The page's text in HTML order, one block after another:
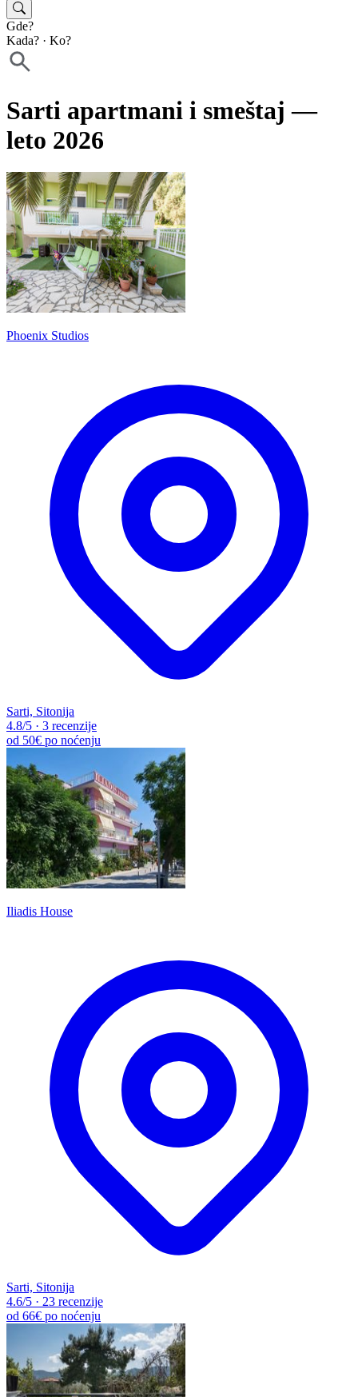
Gde?
Kada? · Ko?
Sarti apartmani i smeštaj —
leto 2026
Phoenix Studios
Sarti, Sitonija
4.8/5 · 3 recenzije
od 50€ po noćenju
Iliadis House
Sarti, Sitonija
4.6/5 · 23 recenzije
od 66€ po noćenju